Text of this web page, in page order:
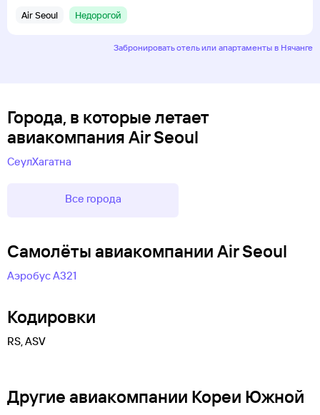
Air Seoul Недорогой
Забронировать отель или апартаменты в Нячанге
Города, в которые летает
авиакомпания Air Seoul
СеулХагатна
Все города
Самолëты авиакомпании Air Seoul
Аэробус А321
Кодировки
RS, ASV
Другие авиакомпании Кореи Южной